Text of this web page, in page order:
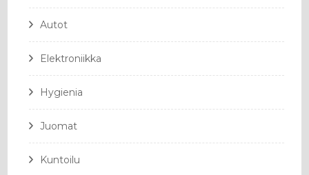
Autot
Elektroniikka
Hygienia
Juomat
Kuntoilu